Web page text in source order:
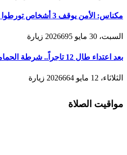
مكناس: الأمن يوقف 3 أشخاص تورطوا في جريمة قتل بشعة بالطريق المؤدية لمدينة زرهون
السبت، 30 مايو 2026 695 زيارة
بعد اعتداء طال 12 تاجراً.. شرطة الحمامصية تنهي حالة الرعب بالمدينة القديمة لمكناس
الثلاثاء، 12 مايو 2026 664 زيارة
مواقيت الصلاة